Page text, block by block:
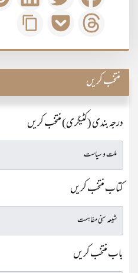
منتخب کریں
درجہ بندی (کٹیگری) منتخب کریں
کتاب منتخب کریں
باب منتخب کریں